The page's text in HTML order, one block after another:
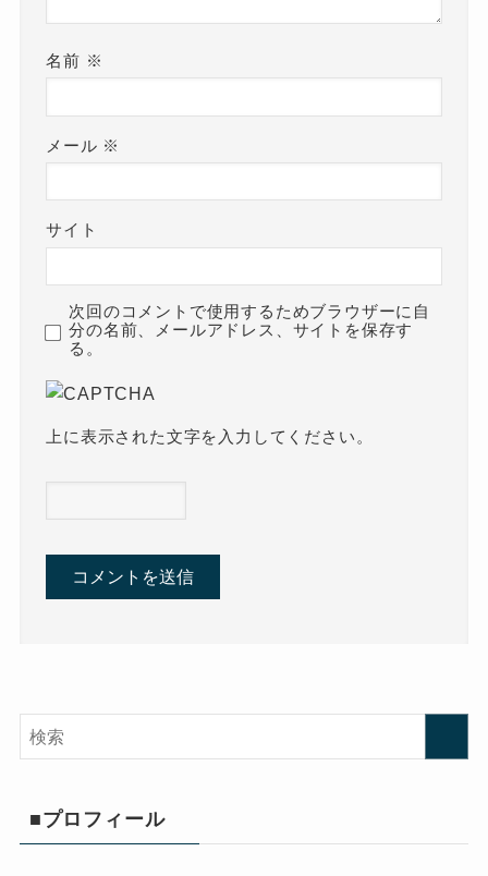
名前 ※
メール ※
サイト
次回のコメントで使用するためブラウザーに自
分の名前、メールアドレス、サイトを保存す
る。
上に表示された文字を入力してください。
■プロフィール